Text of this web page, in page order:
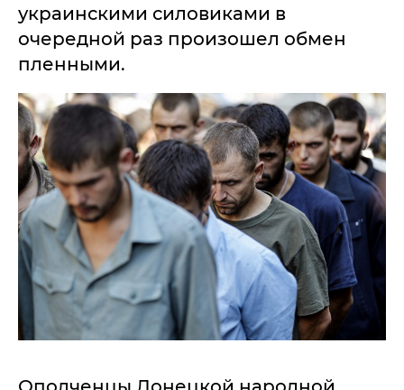
украинскими силовиками в
очередной раз произошел обмен
пленными.